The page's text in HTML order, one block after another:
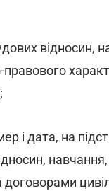
відносин,
і дата, на